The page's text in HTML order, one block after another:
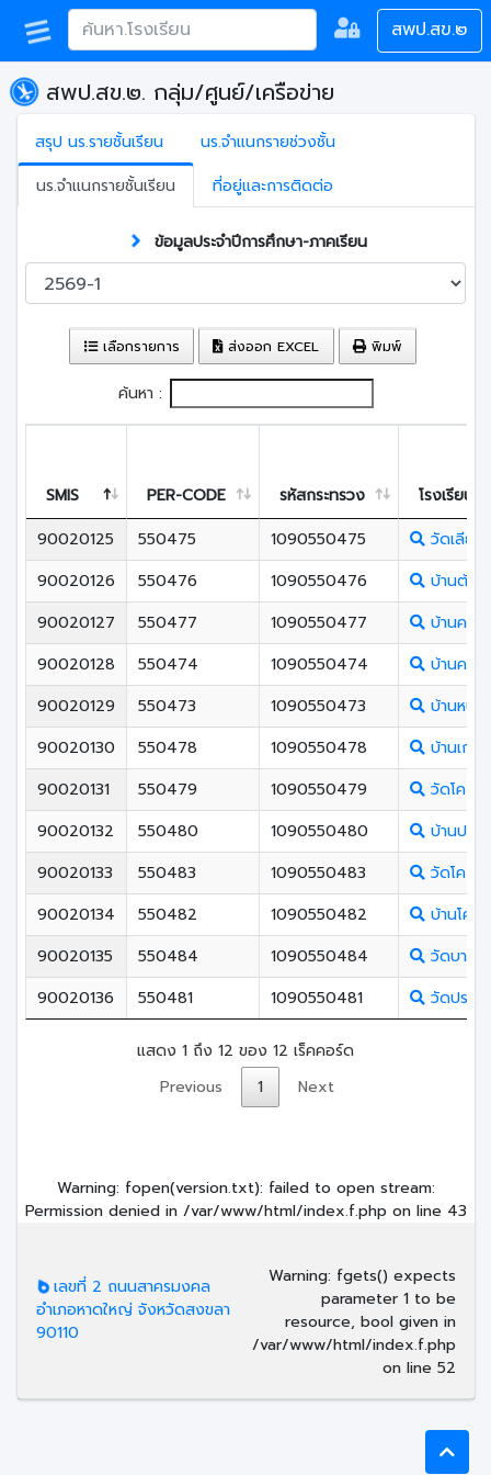
สพป.สข.๒
สพป.สข.๒. กลุ่ม/ศูนย์/เครือข่าย
สรุป นร.รายชั้นเรียน
นร.จำแนกรายช่วงชั้น
นร.จำแนกรายชั้นเรียน
ที่อยู่และการติดต่อ
ข้อมูลประจำปีการศึกษา-ภาคเรียน
เลือกรายการ ส่งออก EXCEL พิมพ์
ค้นหา :
SMIS PER-CODE รหัสกระทรวง
โรงเรียน
90020125
550475 1090550475
วัดเลียบ
90020126
550476 1090550476
บ้านต้นส้
90020127
550477 1090550477
บ้านควน
90020128
550474 1090550474
บ้านคลอ
90020129
550473 1090550473
บ้านหน้า
90020130
550478 1090550478
บ้านเก่าร้
90020131
550479 1090550479
วัดโคกม่
90020132
550480 1090550480
บ้านปลัก
90020133
550483 1090550483
วัดโคกเ
90020134
550482 1090550482
บ้านโค
90020135
550484 1090550484
วัดบางศ
90020136
550481 1090550481 วัดปราง
แสดง 1 ถึง 12 ของ 12 เร็คคอร์ด
Previous
1 Next
Warning: fopen(version.txt): failed to open stream:
Permission denied in /var/www/html/index.f.php on line 43
เลขที่ 2 ถนนสาครมงคล
อำเภอหาดใหญ่ จังหวัดสงขลา
90110
Warning: fgets() expects
parameter 1 to be
resource, bool given in
/var/www/html/index.f.php
on line 52